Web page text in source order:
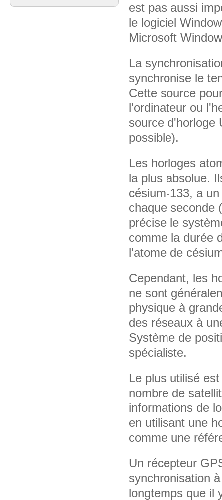
est pas aussi
le logiciel
Microsoft
La
synchronise le
Cette source
l'ordinateur ou
source d'horloge
possible).
Les horloges
la plus absolue.
césium-133, a
chaque seconde
précise le
comme la durée
l'atome de
Cependant, les
ne sont
physique à
des réseaux à
Système de
spécialiste.
Le plus utilisé
nombre de
informations de
en utilisant une
comme une
Un récepteur
synchronisation
longtemps que il